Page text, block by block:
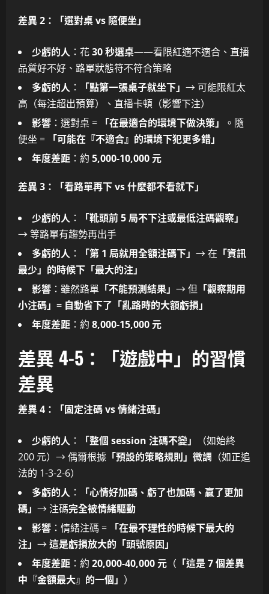
差異 2：「選對桌 vs 隨便坐」
少虧的人 ：花30 秒選桌——看限紅適不適合、直播
品質好不好、路單狀態符不符合策略
多虧的人 ： 「點第一張桌子就坐下」 → 可能限紅太
高（每注超出預算）、直播卡頓（影響下注）
影響 ：選對桌 = 「在最適合的環境下做決策」
。隨
便坐 =
「可能在『不適合』的環境下犯更多錯」
年度差距 ：約 5,000-10,000 元
差異 3：「看路單再下 vs 什麼都不看就下」
少虧的人 ：
「靴頭前 5 局不下注或最低注碼觀察」
→ 等路單有趨勢再出手
多虧的人 ： 「第 1 局就用全額注碼下」 → 在 「資訊
最少」的時候下「最大的注」
影響 ：雖然路單 「不能預測結果」 → 但 「觀察期用
小注碼」= 自動省下了「亂路時的大額虧損」
年度差距 ：約 8,000-15,000 元
差異 4-5：「遊戲中」的習慣
差異
差異 4：「固定注碼 vs 情緒注碼」
少虧的人 ： 「整個 session 注碼不變」
（如始終
200 元）→ 偶爾根據 「預設的策略規則」微調 （如正追
法的 1-3-2-6）
多虧的人 ：
「心情好加碼、虧了也加碼、贏了更加
碼」 → 注碼完全被情緒驅動
影響 ：情緒注碼 =
「在最不理性的時候下最大的
注」 →這是虧損放大的「頭號原因」
年度差距 ：約 20,000-40,000 元 （ 「這是 7 個差異
中『金額最大』的一個」 ）